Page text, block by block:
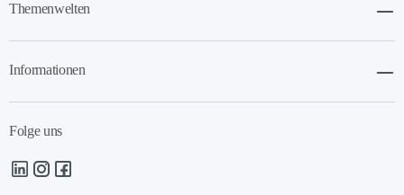
Themenwelten
Informationen
Folge uns